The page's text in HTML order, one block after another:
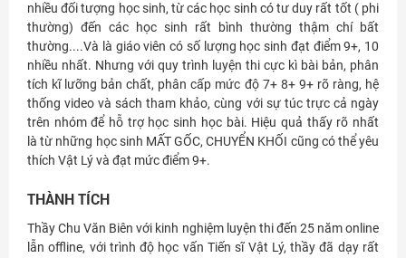
nhiều đối tượng học sinh, từ các học sinh có tư duy rất tốt ( phi
thường) đến các học sinh rất bình thường thậm chí bất
thường....Và là giáo viên có số lượng học sinh đạt điểm 9+, 10
nhiều nhất. Nhưng với quy trình luyện thi cực kì bài bản, phân
tích kĩ lưỡng bản chất, phân cấp mức độ 7+ 8+ 9+ rõ ràng, hệ
thống video và sách tham khảo, cùng với sự túc trực cả ngày
trên nhóm để hỗ trợ học sinh học bài. Hiệu quả thấy rõ nhất
là từ những học sinh MẤT GỐC, CHUYỂN KHỐI cũng có thể yêu
thích Vật Lý và đạt mức điểm 9+.
THÀNH TÍCH
Thầy Chu Văn Biên với kinh nghiệm luyện thi đến 25 năm online
lẫn offline, với trình độ học vấn Tiến sĩ Vật Lý, thầy đã dạy rất